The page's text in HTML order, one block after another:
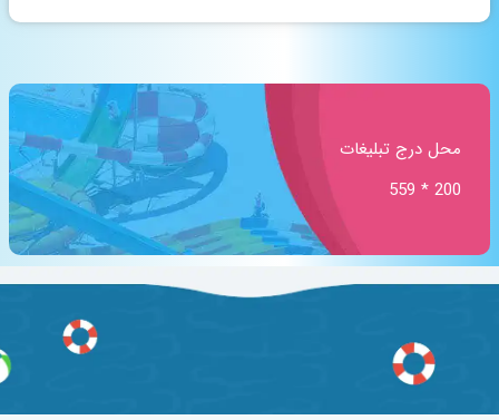
محل درج تبلیغات
200 * 559